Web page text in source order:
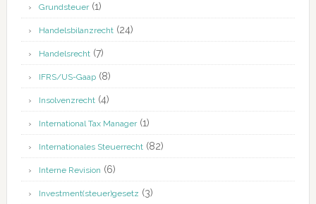
Grundsteuer(1)
Handelsbilanzrecht(24)
Handelsrecht(7)
IFRS/US-Gaap(8)
Insolvenzrecht(4)
International Tax Manager(1)
Internationales Steuerrecht(82)
Interne Revision (6)
Investment(steuer)gesetz (3)